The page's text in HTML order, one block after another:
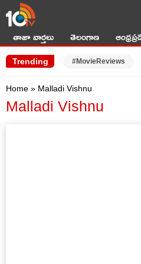
తాజా వార్తలు తెలంగాణ
Trending #MovieReviews
Home » Malladi Vishnu
Malladi Vishnu